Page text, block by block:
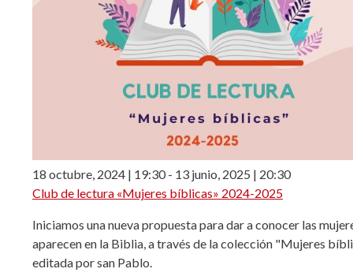
18 octubre, 2024 | 19:30- 13 junio, 2025 | 20:30
Club de lectura «Mujeres bíblicas» 2024-2025
Iniciamos una nueva propuesta para dar a conocer las
aparecen en la Biblia, a través de la colección "Mujeres
editada por san Pablo.